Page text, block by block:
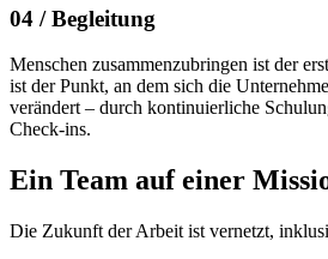
04 /Begleitung
Menschen zusammenzubringen ist der
ist der Punkt, an dem sich die
verändert – durch kontinuierliche
Check-ins.
Ein Team auf einer
Die Zukunft der Arbeit ist vernetzt,